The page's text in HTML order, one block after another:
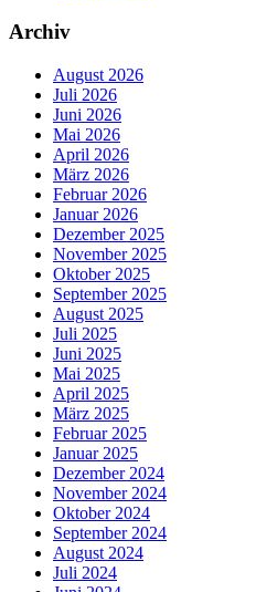
Archiv
August 2026
Juli 2026
Juni 2026
Mai 2026
April 2026
März 2026
Februar 2026
Januar 2026
Dezember 2025
November 2025
Oktober 2025
September 2025
August 2025
Juli 2025
Juni 2025
Mai 2025
April 2025
März 2025
Februar 2025
Januar 2025
Dezember 2024
November 2024
Oktober 2024
September 2024
August 2024
Juli 2024